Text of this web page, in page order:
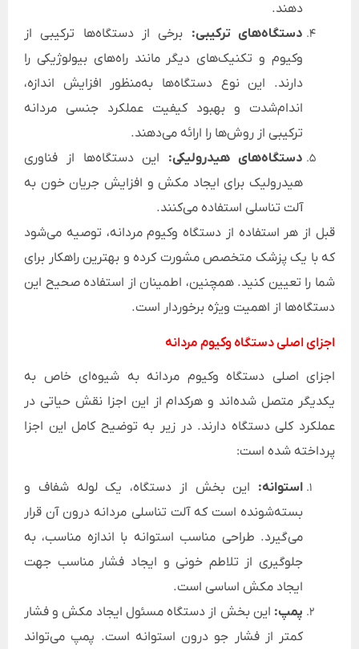
دهند.
دستگاه‌های ترکیبی: برخی از دستگاه‌ها ترکیبی از
وکیوم و تکنیک‌های دیگر مانند راه‌های بیولوژیکی را
دارند. این نوع دستگاه‌ها به‌منظور افزایش اندازه،
اندام‌شدت و بهبود کیفیت عملکرد جنسی مردانه
ترکیبی از روش‌ها را ارائه می‌دهند.
دستگاه‌های هیدرولیکی: این دستگاه‌ها از فناوری
هیدرولیک برای ایجاد مکش و افزایش جریان خون به
آلت تناسلی استفاده می‌کنند.
قبل از هر استفاده از دستگاه وکیوم مردانه، توصیه می‌شود
که با یک پزشک متخصص مشورت کرده و بهترین راهکار برای
شما را تعیین کنید. همچنین، اطمینان از استفاده صحیح این
دستگاه‌ها از اهمیت ویژه برخوردار است.
اجزای اصلی دستگاه وکیوم مردانه
اجزای اصلی دستگاه وکیوم مردانه به شیوه‌ای خاص به
یکدیگر متصل شده‌اند و هرکدام از این اجزا نقش حیاتی در
عملکرد کلی دستگاه دارند. در زیر به توضیح کامل این اجزا
پرداخته شده است:
استوانه: این بخش از دستگاه، یک لوله شفاف و
بسته‌شونده است که آلت تناسلی مردانه درون آن قرار
می‌گیرد. طراحی مناسب استوانه با اندازه مناسب، به
جلوگیری از تلاطم خونی و ایجاد فشار مناسب جهت
ایجاد مکش اساسی است.
پمپ: این بخش از دستگاه مسئول ایجاد مکش و فشار
کمتر از فشار جو درون استوانه است. پمپ می‌تواند